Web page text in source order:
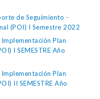
de Seguimiento -
(POI) I Semestre 2022
Plan
I SEMESTRE Año
Plan
II SEMESTRE Año